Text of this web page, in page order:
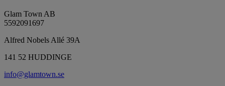
Glam Town AB
5592091697
Alfred Nobels Allé 39A
141 52 HUDDINGE
info@glamtown.se